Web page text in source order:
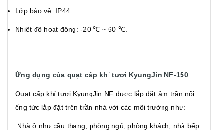
Lớp bảo vệ: IP44.
Nhiệt độ hoạt động: -20 ℃ ~ 60 ℃.
Ứng dụng của quạt cấp khí tươi KyungJin NF-150
Quạt cấp khí tươi KyungJin NF được lắp đặt âm trần nối
ống tức lắp đặt trên trần nhà với các môi trường như:
Nhà ở như cầu thang, phòng ngủ, phòng khách, nhà bếp,